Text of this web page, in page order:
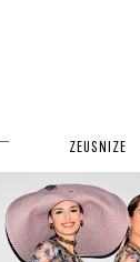
ZEUSNIZE